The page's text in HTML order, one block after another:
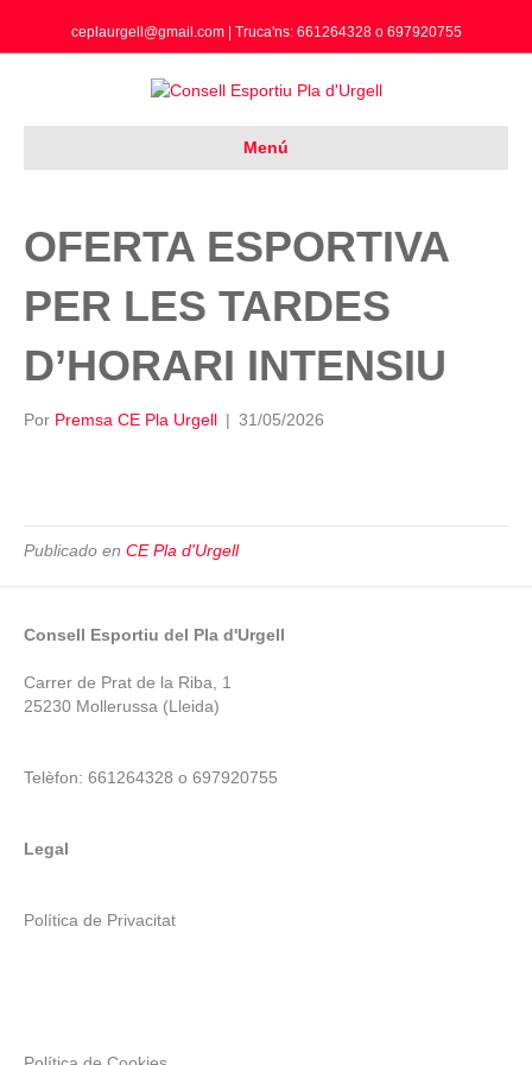
ceplaurgell@gmail.com | Truca'ns: 661264328 o 697920755
Menú
OFERTA ESPORTIVA
PER LES TARDES
D’HORARI INTENSIU
Por Premsa CE Pla Urgell | 31/05/2026
Publicado en CE Pla d'Urgell
Consell Esportiu del Pla d'Urgell
Carrer de Prat de la Riba, 1
25230 Mollerussa (Lleida)
Telèfon: 661264328 o 697920755
Legal
Política de Privacitat